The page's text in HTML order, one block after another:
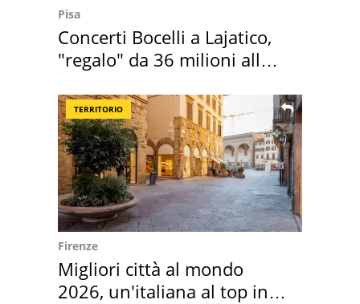
Pisa
Concerti Bocelli a Lajatico,
"regalo" da 36 milioni alla
TERRITORIO
Firenze
Migliori città al mondo
2026, un'italiana al top in